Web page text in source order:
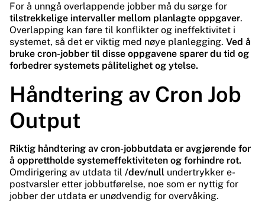
For å unngå overlappende jobber må du sørge for
tilstrekkelige intervaller mellom planlagte oppgaver.
Overlapping kan føre til konflikter og ineffektivitet i
systemet, så det er viktig med nøye planlegging. Ved å
bruke cron-jobber til disse oppgavene sparer du tid og
forbedrer systemets pålitelighet og ytelse.
Håndtering av Cron Job
Output
Riktig håndtering av cron-jobbutdata er avgjørende for
å opprettholde systemeffektiviteten og forhindre rot.
Omdirigering av utdata til /dev/null undertrykker e-
postvarsler etter jobbutførelse, noe som er nyttig for
jobber der utdata er unødvendig for overvåking.